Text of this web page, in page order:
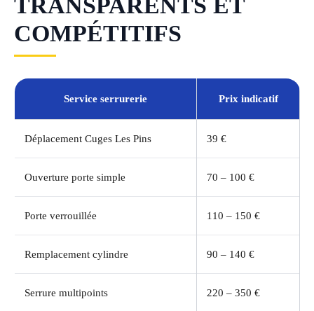
COMPÉTITIFS
Service serrurerie Prix indicatif
Déplacement Cuges Les Pins 39 €
Ouverture porte simple 70 – 100 €
Porte verrouillée 110 – 150 €
Remplacement cylindre 90 – 140 €
Serrure multipoints 220 – 350 €